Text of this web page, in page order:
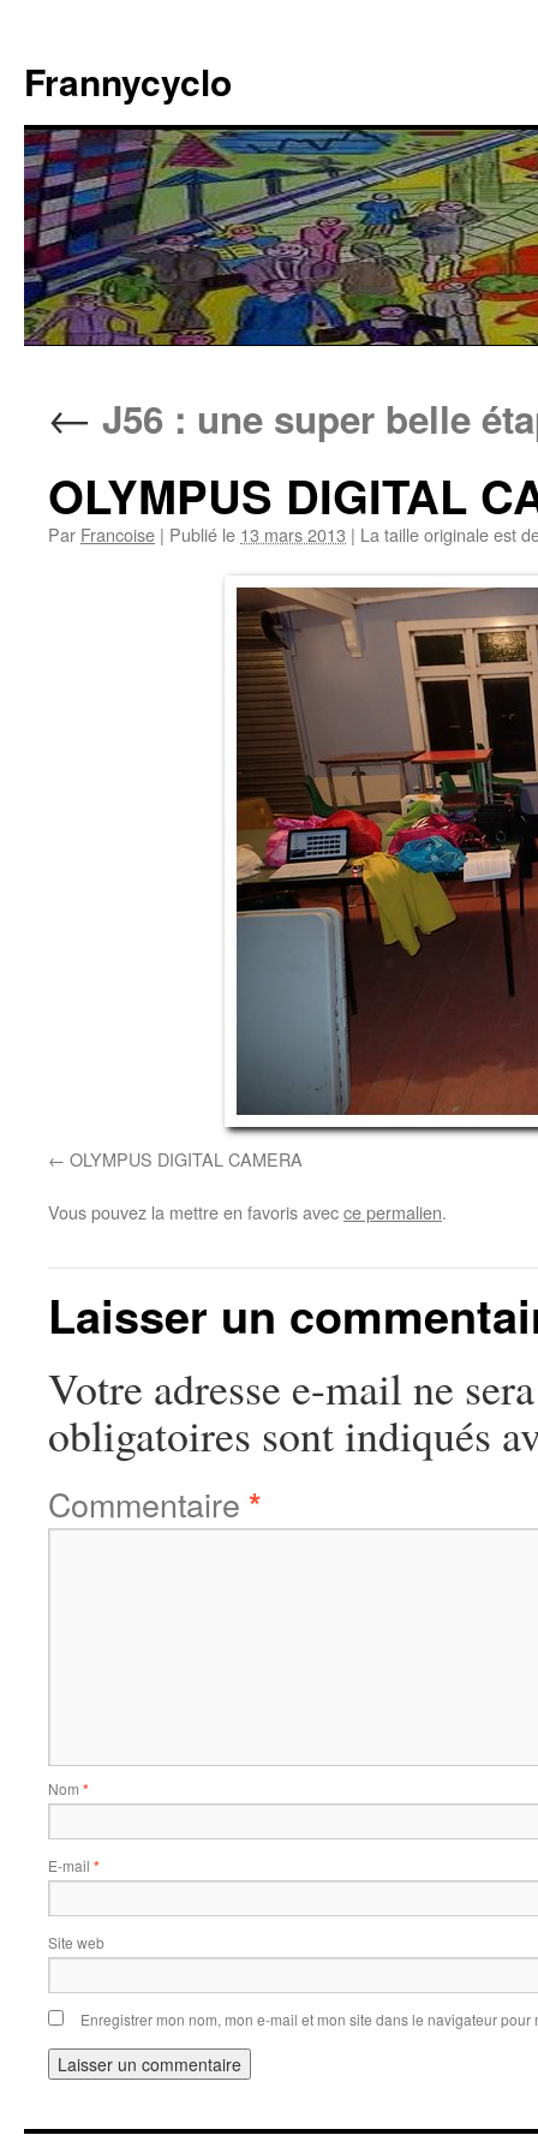
contenu
Frannycyclo
← J56 : une super belle
OLYMPUS DIGITAL
Par Francoise | Publié le 13 mars 2013 | La taille originale est
OLYMPUS DIGITAL CAMERA
Vous pouvez la mettre en favoris avecce permalien.
Laisser un
Votre adresse e-mail ne
obligatoires sont indiqués
Commentaire *
Nom *
E-mail *
Site web
Enregistrer mon nom, mon e-mail et mon site dans le navigateur